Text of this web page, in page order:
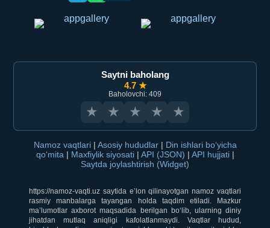
Saytni baholang
4.7 ★
Baholovchi: 409
★ ★ ★ ★ ★
Namoz vaqtlari | Asosiy hududlar | Din ishlari bo‘yicha
qo‘mita | Maxfiylik siyosati | API (JSON) | API hujjati |
Saytda joylashtirish (Widget)
https://namoz-vaqti.uz saytida e’lon qilinayotgan namoz vaqtlari
rasmiy manbalarga tayangan holda taqdim etiladi. Mazkur
ma’lumotlar axborot maqsadida berilgan bo‘lib, ularning diniy
jihatdan mutlaq aniqligi kafolatlanmaydi. Vaqtlar hudud,